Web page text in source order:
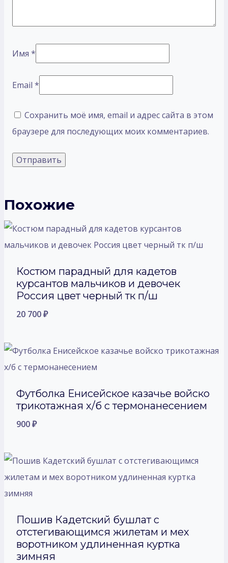
Имя *
Email *
Сохранить моё имя, email и адрес сайта в этом
браузере для последующих моих комментариев.
Похожие
Костюм парадный для кадетов
курсантов мальчиков и девочек
Россия цвет черный тк п/ш
20 700₽
Футболка Енисейское казачье войско
трикотажная х/б с термонанесением
900₽
Пошив Кадетский бушлат с
отстегивающимся жилетам и мех
воротником удлиненная куртка
зимняя